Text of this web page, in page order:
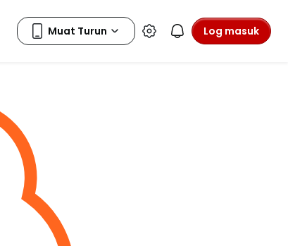
Log masuk